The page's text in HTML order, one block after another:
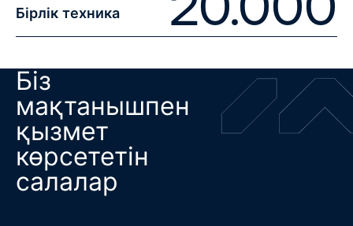
Бірлік техника
Біз
мақтанышпен
қызмет
көрсететін
салалар